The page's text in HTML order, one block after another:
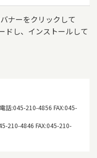
ナーをクリックして
ドし、インストールして
話:045-210-4856 FAX:045-
210-4846 FAX:045-210-